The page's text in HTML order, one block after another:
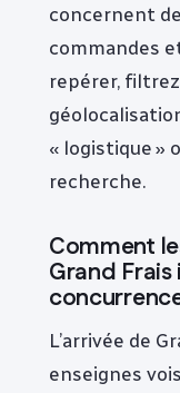
concernent
commandes
repérer,
« logistique »
recherche.
Comment
Grand
L’arrivée de
enseignes